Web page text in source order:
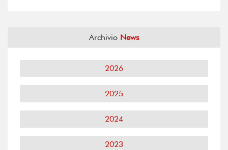
Archivio News
2026
2025
2024
2023